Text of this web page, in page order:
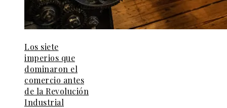
Los siete
imperios que
dominaron el
comercio antes
de la Revolución
Industrial